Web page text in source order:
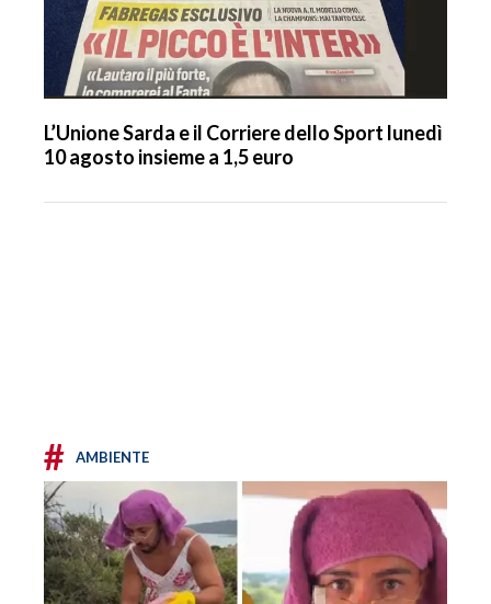
L’Unione Sarda e il Corriere dello Sport lunedì
10 agosto insieme a 1,5 euro
# AMBIENTE